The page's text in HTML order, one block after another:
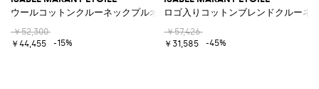
ウールコットンクルーネックプルオーバー
￥52,300
￥44,455
-15%
ロゴ入りコットンブレンドクルーネ
￥57,426
￥31,585
-45%